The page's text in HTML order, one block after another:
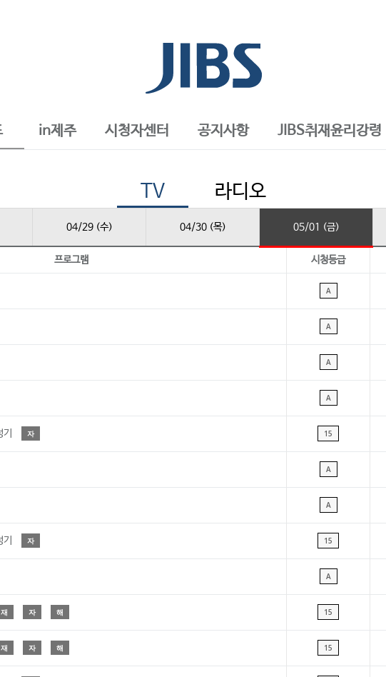
in제주 시청자센터 공지사항 JIBS취재윤리강령
TV 라디오
04/29 (수) 04/30 (목) 05/01 (금)
프로그램 시청등급
A
A
A
A
자 15
A
A
자 15
A
재 자 해 15
재 자 해 15